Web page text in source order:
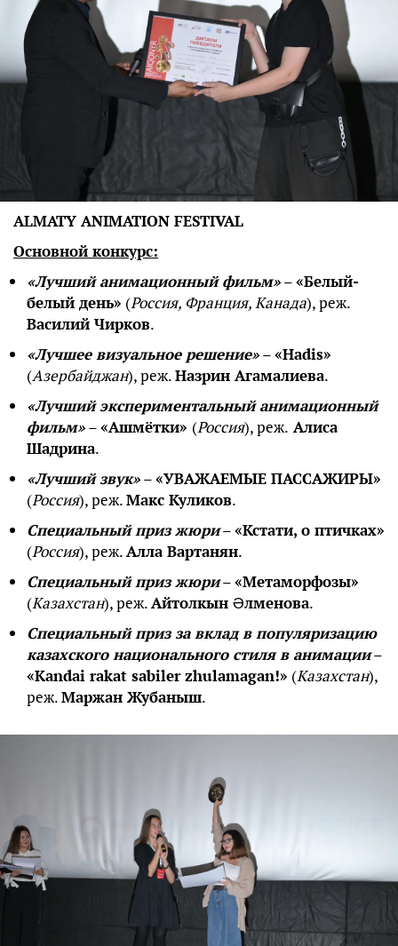
ALMATY ANIMATION FESTIVAL
Основной конкурс:
«Лучший анимационный фильм»–«Белый-
белый день» (Россия, Франция, Канада), реж.
Василий Чирков.
«Лучшее визуальное решение»–«Hadis»
(Азербайджан), реж.Назрин Агамалиева.
«Лучший экспериментальный анимационный
фильм»–«Ашмётки» (Россия), реж. Алиса
Шадрина.
«Лучший звук»–«УВАЖАЕМЫЕ ПАССАЖИРЫ»
(Россия), реж.Макс Куликов.
Специальный приз жюри–«Кстати, о птичках»
(Россия), реж.Алла Вартанян.
Специальный приз жюри–«Метаморфозы»
(Казахстан), реж.Айтолкын Əлменова.
Специальный приз за вклад в популяризацию
казахского национального стиля в анимации–
«Kandai rakat sabiler zhulamagan!» (Казахстан),
реж.Маржан Жубаныш.